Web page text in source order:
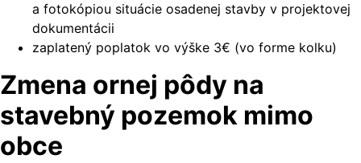
a fotokópiou situácie osadenej stavby v projektovej
dokumentácii
zaplatený poplatok vo výške 3€ (vo forme kolku)
Zmena ornej pôdy na
stavebný pozemok mimo
obce